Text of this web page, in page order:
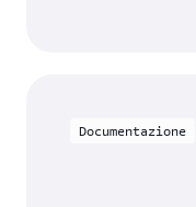
Documentazione